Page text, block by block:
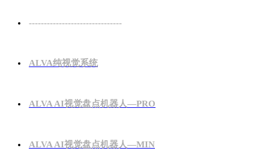
-------------------------------
ALVA纯视觉系统
ALVA AI视觉盘点机器人—PRO
ALVA AI视觉盘点机器人—MIN